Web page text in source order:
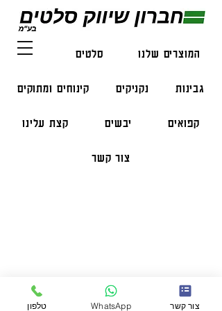
המוצרים שלנו סלטים דגים
גבינות נקניקים קינוחים ומתוקים
קפואים יבשים קצת עלינו
צור קשר
הזמנות בווצאפ:
050-47-57-365
051-296-2006
טלפון WhatsApp צור קשר